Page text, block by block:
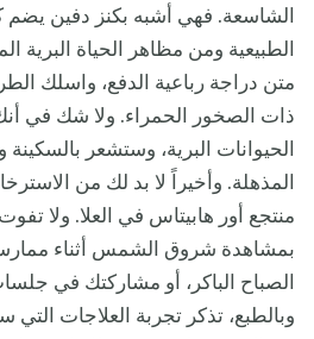
الشاسعة. فهي أشبه بكنز دفين يضم
الطبيعية ومن مظاهر الحياة البرية
متن دراجة رباعية الدفع، واسلك
ذات الصخور الحمراء. ولا شك في
الحيوانات البرية، وستشعر
المذهلة. وأخيراً لا بد لك من
منتجع أور هابيتاس في العلا. ولا
بمشاهدة شروق الشمس أثناء
الصباح الباكر، أو مشاركتك في
وبالطبع، تذكر تجربة العلاجات